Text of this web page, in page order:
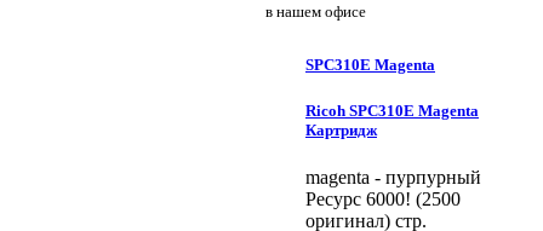
в нашем офисе
SPC310E Magenta
Ricoh SPC310E Magenta
Картридж
magenta - пурпурный
Ресурс 6000! (2500
оригинал) стр.